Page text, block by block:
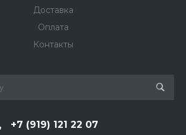
Доставка
Оплата
Контакты
+7 (919) 121 22 07